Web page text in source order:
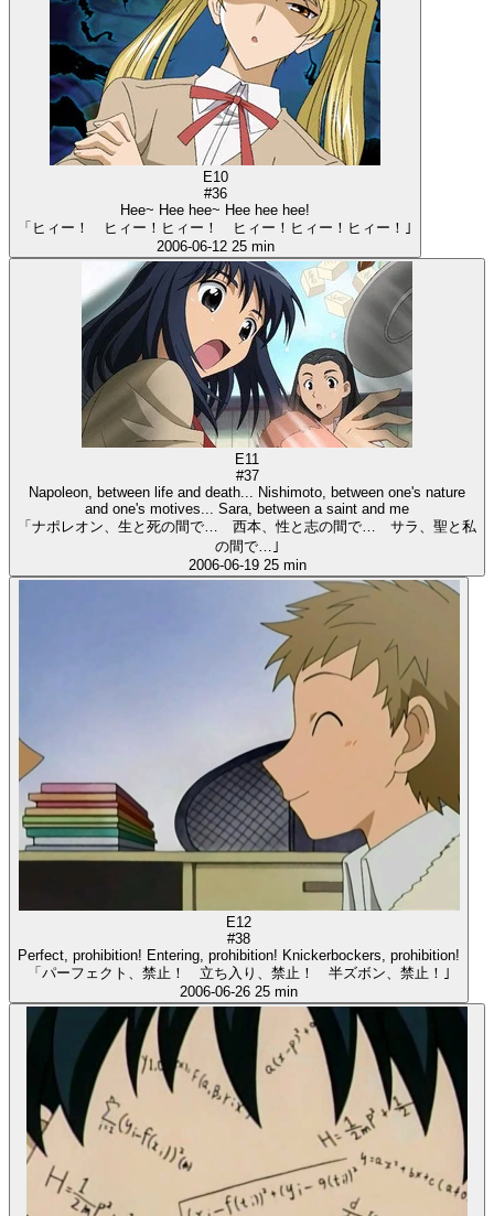
E10
#36
Hee~ Hee hee~ Hee hee hee!
「ヒィー！ ヒィー！ヒィー！ ヒィー！ヒィー！ヒィー！｣
2006-06-12 25 min
E11
#37
Napoleon, between life and death... Nishimoto, between one's nature
and one's motives... Sara, between a saint and me
「ナポレオン、生と死の間で… 西本、性と志の間で… サラ、聖と私
の間で…｣
2006-06-19 25 min
E12
#38
Perfect, prohibition! Entering, prohibition! Knickerbockers, prohibition!
「パーフェクト、禁止！ 立ち入り、禁止！ 半ズボン、禁止！｣
2006-06-26 25 min